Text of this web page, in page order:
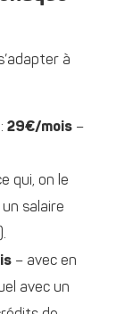
à
: 29€/mois –
qui, on le
salaire
– avec en
avec un